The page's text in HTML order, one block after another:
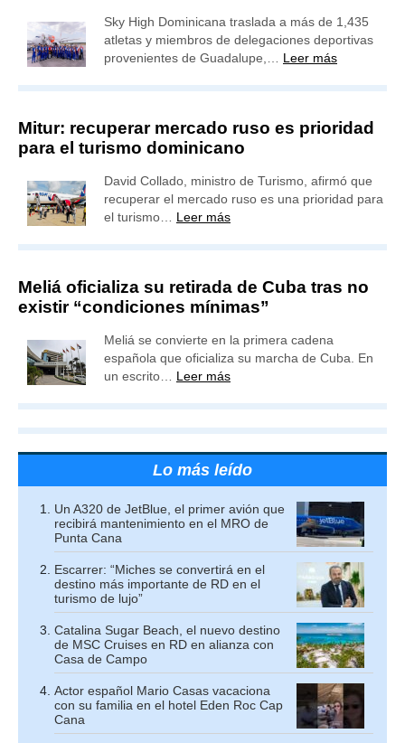
Sky High Dominicana traslada a más de 1,435
atletas y miembros de delegaciones deportivas
provenientes de Guadalupe,… Leer más
Mitur: recuperar mercado ruso es prioridad
para el turismo dominicano
David Collado, ministro de Turismo, afirmó que
recuperar el mercado ruso es una prioridad para
el turismo… Leer más
Meliá oficializa su retirada de Cuba tras no
existir “condiciones mínimas”
Meliá se convierte en la primera cadena
española que oficializa su marcha de Cuba. En
un escrito… Leer más
Lo más leído
Un A320 de JetBlue, el primer avión que
recibirá mantenimiento en el MRO de
Punta Cana
Escarrer: “Miches se convertirá en el
destino más importante de RD en el
turismo de lujo”
Catalina Sugar Beach, el nuevo destino
de MSC Cruises en RD en alianza con
Casa de Campo
Actor español Mario Casas vacaciona
con su familia en el hotel Eden Roc Cap
Cana